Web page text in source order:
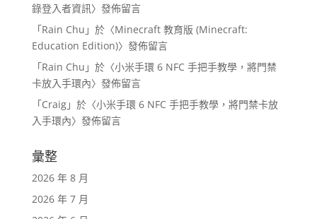
錄登入者資訊〉發佈留言
「Rain Chu 」於〈Minecraft 教育版 (Minecraft:
Education Edition)〉發佈留言
「Rain Chu 」於〈小米手環 6 NFC 手把手教學，將門禁
卡放入手環內〉發佈留言
「Craig」於〈小米手環 6 NFC 手把手教學，將門禁卡放
入手環內〉發佈留言
彙整
2026 年 8 月
2026 年 7 月